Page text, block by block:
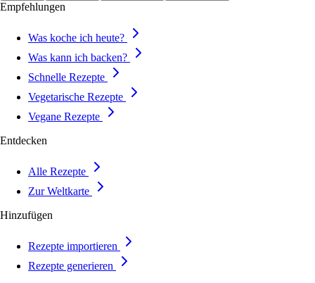
Empfehlungen
Was koche ich heute?
Was kann ich backen?
Schnelle Rezepte
Vegetarische Rezepte
Vegane Rezepte
Entdecken
Alle Rezepte
Zur Weltkarte
Hinzufügen
Rezepte importieren
Rezepte generieren